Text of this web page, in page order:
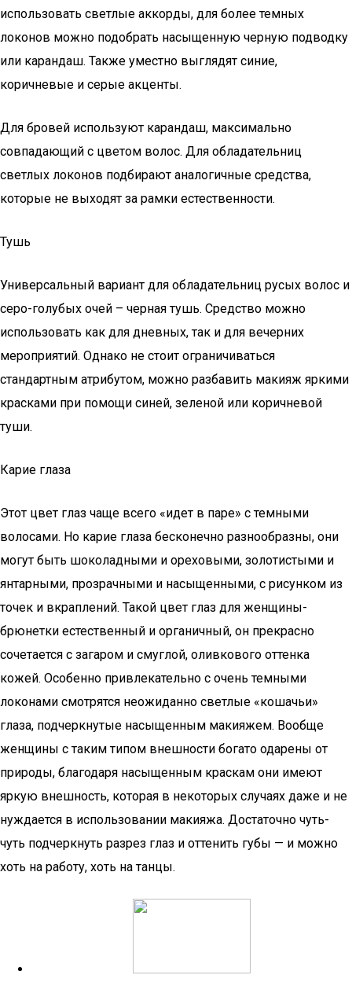
использовать светлые аккорды, для более темных
локонов можно подобрать насыщенную черную подводку
или карандаш. Также уместно выглядят синие,
коричневые и серые акценты.
Для бровей используют карандаш, максимально
совпадающий с цветом волос. Для обладательниц
светлых локонов подбирают аналогичные средства,
которые не выходят за рамки естественности.
Тушь
Универсальный вариант для обладательниц русых волос и
серо-голубых очей – черная тушь. Средство можно
использовать как для дневных, так и для вечерних
мероприятий. Однако не стоит ограничиваться
стандартным атрибутом, можно разбавить макияж яркими
красками при помощи синей, зеленой или коричневой
туши.
Карие глаза
Этот цвет глаз чаще всего «идет в паре» с темными
волосами. Но карие глаза бесконечно разнообразны, они
могут быть шоколадными и ореховыми, золотистыми и
янтарными, прозрачными и насыщенными, с рисунком из
точек и вкраплений. Такой цвет глаз для женщины-
брюнетки естественный и органичный, он прекрасно
сочетается с загаром и смуглой, оливкового оттенка
кожей. Особенно привлекательно с очень темными
локонами смотрятся неожиданно светлые «кошачьи»
глаза, подчеркнутые насыщенным макияжем. Вообще
женщины с таким типом внешности богато одарены от
природы, благодаря насыщенным краскам они имеют
яркую внешность, которая в некоторых случаях даже и не
нуждается в использовании макияжа. Достаточно чуть-
чуть подчеркнуть разрез глаз и оттенить губы — и можно
хоть на работу, хоть на танцы.